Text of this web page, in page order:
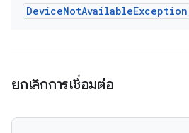
DeviceNotAvailableException
ยกเลิกการเชื่อมต่อ